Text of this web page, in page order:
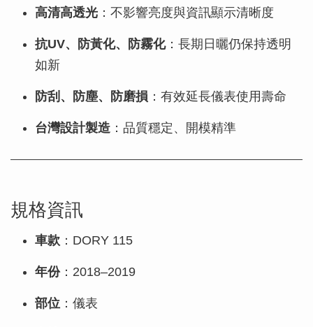
高清高透光 ：不影響亮度與資訊顯示清晰度
抗UV、防黃化、防霧化：長期日曬仍保持透明
如新
防刮、防塵、防磨損 ：有效延長儀表使用壽命
台灣設計製造 ：品質穩定、開模精準
規格資訊
車款 ：DORY 115
年份：2018–2019
部位 ：儀表